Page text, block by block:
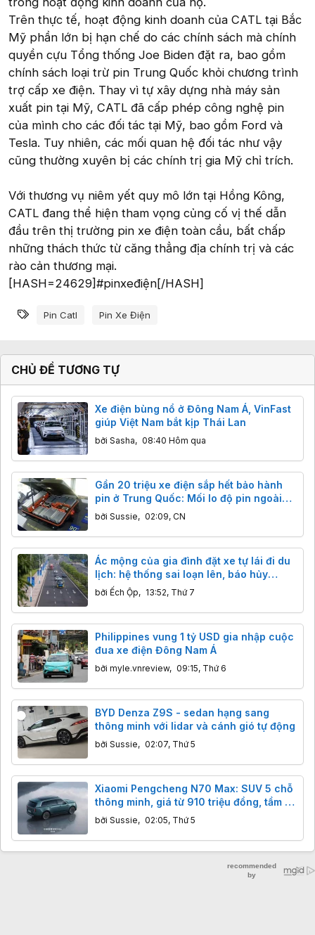
Trên thực tế, hoạt động kinh doanh của CATL tại Bắc
Mỹ phần lớn bị hạn chế do các chính sách mà chính
quyền cựu Tổng thống Joe Biden đặt ra, bao gồm
chính sách loại trừ pin Trung Quốc khỏi chương trình
trợ cấp xe điện. Thay vì tự xây dựng nhà máy sản
xuất pin tại Mỹ, CATL đã cấp phép công nghệ pin
của mình cho các đối tác tại Mỹ, bao gồm Ford và
Tesla. Tuy nhiên, các mối quan hệ đối tác như vậy
cũng thường xuyên bị các chính trị gia Mỹ chỉ trích.
Với thương vụ niêm yết quy mô lớn tại Hồng Kông,
CATL đang thể hiện tham vọng củng cố vị thế dẫn
đầu trên thị trường pin xe điện toàn cầu, bất chấp
những thách thức từ căng thẳng địa chính trị và các
rào cản thương mại.
[HASH=24629]#pinxeđiện[/HASH]
Từ khóa
Pin Catl Pin Xe Điện
CHỦ ĐỀ TƯƠNG TỰ
Xe điện bùng nổ ở Đông Nam Á, VinFast
giúp Việt Nam bắt kịp Thái Lan
bởi Sasha, 08:40 Hôm qua
Gần 20 triệu xe điện sắp hết bảo hành
pin ở Trung Quốc: Mối lo độ pin ngoài
giá rẻ, hiểm họa khôn lường
bởi Sussie, 02:09, CN
Ác mộng của gia đình đặt xe tự lái đi du
lịch: hệ thống sai loạn lên, báo hủy
chuyến nhưng xe vẫn lao đi
bởi Ếch Ộp, 13:52, Thứ 7
Philippines vung 1 tỷ USD gia nhập cuộc
đua xe điện Đông Nam Á
bởi myle.vnreview, 09:15, Thứ 6
BYD Denza Z9S - sedan hạng sang
thông minh với lidar và cánh gió tự động
bởi Sussie, 02:07, Thứ 5
Xiaomi Pengcheng N70 Max: SUV 5 chỗ
thông minh, giá từ 910 triệu đồng, tầm xa
1461km.
bởi Sussie, 02:05, Thứ 5